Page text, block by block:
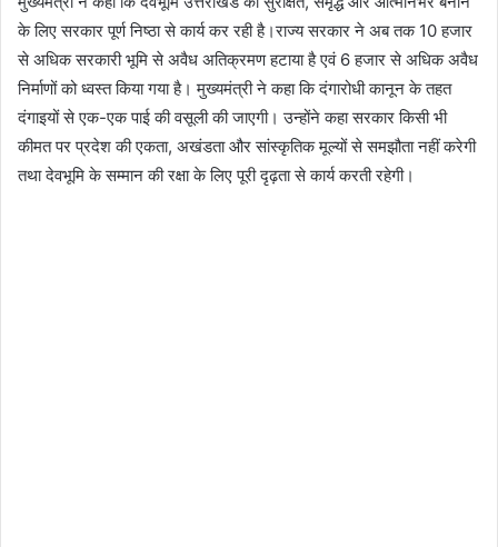
के लिए सरकार पूर्ण निष्ठा से कार्य कर रही है।राज्य सरकार ने अब तक 10 हजार
से अधिक सरकारी भूमि से अवैध अतिक्रमण हटाया है एवं 6 हजार से अधिक अवैध
निर्माणों को ध्वस्त किया गया है। मुख्यमंत्री ने कहा कि दंगारोधी कानून के तहत
दंगाइयों से एक-एक पाई की वसूली की जाएगी। उन्होंने कहा सरकार किसी भी
कीमत पर प्रदेश की एकता, अखंडता और सांस्कृतिक मूल्यों से समझौता नहीं करेगी
तथा देवभूमि के सम्मान की रक्षा के लिए पूरी दृढ़ता से कार्य करती रहेगी।